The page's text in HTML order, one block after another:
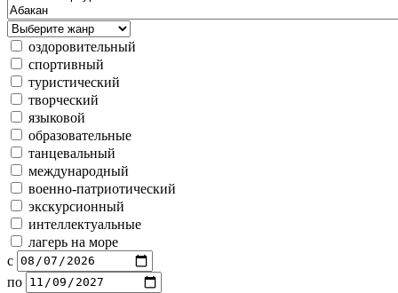
оздоровительный
спортивный
туристический
творческий
языковой
образовательные
танцевальный
международный
военно-патриотический
экскурсионный
интеллектуальные
лагерь на море
с
по